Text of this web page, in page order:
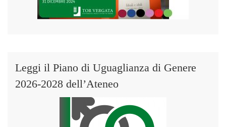
Leggi il Piano di Uguaglianza di Genere
2026-2028 dell’Ateneo